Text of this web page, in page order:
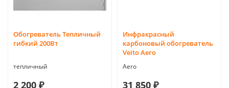
Обогреватель Тепличный
гибкий 200Вт
тепличный
2 200 ₽
Инфракрасный
карбоновый обогреватель
Veito Aero
Aero
31 850 ₽